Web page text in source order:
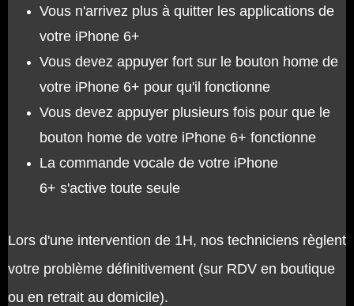
Vous n'arrivez plus à quitter les applications de
votre iPhone 6+
Vous devez appuyer fort sur le bouton home de
votre iPhone 6+ pour qu'il fonctionne
Vous devez appuyer plusieurs fois pour que le
bouton home de votre iPhone 6+ fonctionne
La commande vocale de votre iPhone
6+ s'active toute seule
Lors d'une intervention de 1H, nos techniciens règlent
votre problème définitivement (sur RDV en boutique
ou en retrait au domicile).